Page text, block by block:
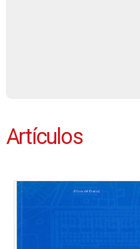
Artículos